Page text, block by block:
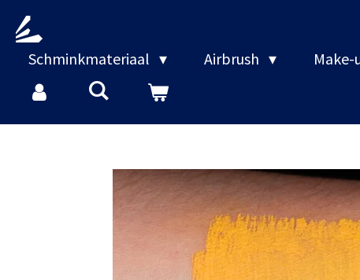
direct
naar
hoofdinhoud
Schminkmateriaal Airbrush Make-